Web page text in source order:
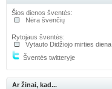
Šios dienos šventės:
Nėra švenčių
Rytojaus šventės:
Vytauto Didžiojo mirties diena
Šventės twitteryje
Ar žinai, kad...